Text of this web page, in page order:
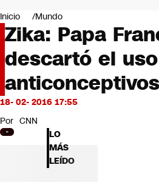
Negocios
Deportes
Programas completos
Cultura
Servicios
Bits
CNN tiempo
Futuro 360
Opinión
Inicio Mundo
Zika: Papa
descartó el
anticonceptivos
18- 02- 2016 17:55
Por CNN
LO
MÁS
LEÍDO